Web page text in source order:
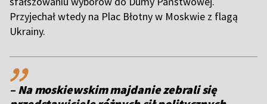
Przyjechał wtedy na Plac Błotny w Moskwie z flagą
Ukrainy.
,,
– Na moskiewskim majdanie zebrali się